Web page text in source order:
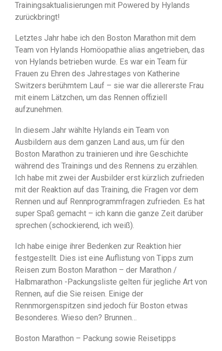
Trainingsaktualisierungen mit Powered by Hylands
zurückbringt!
Letztes Jahr habe ich den Boston Marathon mit dem
Team von Hylands Homöopathie alias angetrieben, das
von Hylands betrieben wurde. Es war ein Team für
Frauen zu Ehren des Jahrestages von Katherine
Switzers berühmtem Lauf – sie war die allererste Frau
mit einem Lätzchen, um das Rennen offiziell
aufzunehmen.
In diesem Jahr wählte Hylands ein Team von
Ausbildern aus dem ganzen Land aus, um für den
Boston Marathon zu trainieren und ihre Geschichte
während des Trainings und des Rennens zu erzählen.
Ich habe mit zwei der Ausbilder erst kürzlich zufrieden
mit der Reaktion auf das Training, die Fragen vor dem
Rennen und auf Rennprogrammfragen zufrieden. Es hat
super Spaß gemacht – ich kann die ganze Zeit darüber
sprechen (schockierend, ich weiß).
Ich habe einige ihrer Bedenken zur Reaktion hier
festgestellt. Dies ist eine Auflistung von Tipps zum
Reisen zum Boston Marathon – der Marathon /
Halbmarathon -Packungsliste gelten für jegliche Art von
Rennen, auf die Sie reisen. Einige der
Rennmorgenspitzen sind jedoch für Boston etwas
Besonderes. Wieso den? Brunnen…
Boston Marathon – Packung sowie Reisetipps